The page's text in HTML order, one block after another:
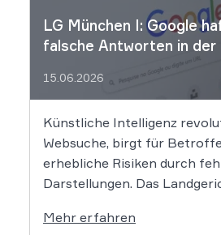
LG München I: Google
falsche Antworten in der
15.06.2026
Künstliche Intelligenz
Websuche, birgt für
erhebliche Risiken durch
Darstellungen. Das
rechtliche Grenzen. Werden
Mehr erfahren